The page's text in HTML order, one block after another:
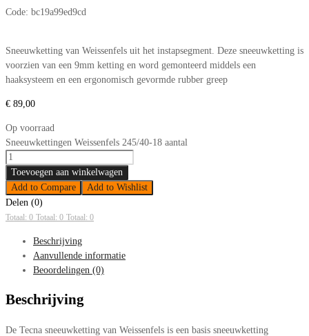
Code: bc19a99ed9cd
Sneeuwketting van Weissenfels uit het instapsegment. Deze sneeuwketting is
voorzien van een 9mm ketting en word gemonteerd middels een
haaksysteem en een ergonomisch gevormde rubber greep
€ 89,00
Op voorraad
Sneeuwkettingen Weissenfels 245/40-18 aantal
Toevoegen aan winkelwagen
Add to Compare
Add to Wishlist
Delen (0)
Totaal: 0 Totaal: 0 Totaal: 0
Beschrijving
Aanvullende informatie
Beoordelingen (0)
Beschrijving
De Tecna sneeuwketting van Weissenfels is een basis sneeuwketting